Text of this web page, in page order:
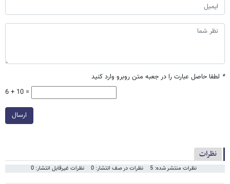
* لطفا حاصل عبارت را در جعبه متن روبرو وارد کنید
6 + 10 =
ارسال
نظرات
نظرات منتشر شده: 5 نظرات در صف انتشار: 0 نظرات غیرقابل انتشار: 0